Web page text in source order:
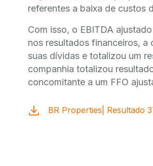
referentes a baixa de custos
Com isso, o EBITDA
nos resultados financeiros,
suas dívidas e totalizou um
companhia totalizou
concomitante a um FFO
BR Properties| Resultado